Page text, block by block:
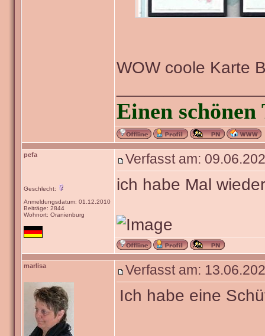
WOW coole Karte
Einen
pefa
Geschlecht:
Anmeldungsdatum: 01.12.2010
Beiträge: 2844
Wohnort: Oranienburg
Verfasst am:
ich habe Mal
marlisa Verfasst am:
Ich habe eine